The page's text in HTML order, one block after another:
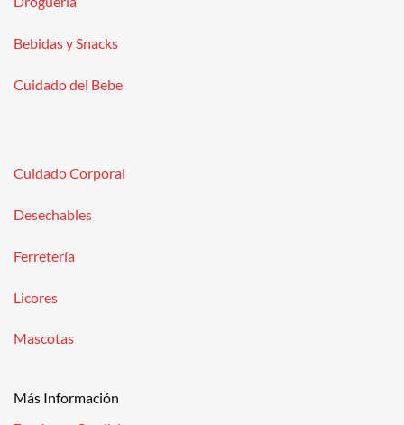
Bebidas y Snacks
Cuidado del Bebe
Cuidado Corporal
Desechables
Ferretería
Licores
Mascotas
Más Información